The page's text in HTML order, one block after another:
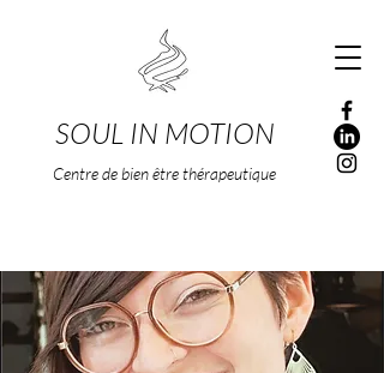
SOUL IN MOTION
Centre de bien être thérapeutique